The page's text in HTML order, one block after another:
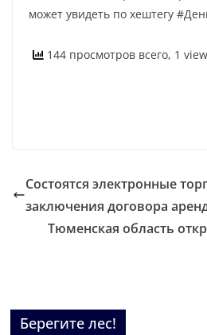
может увидеть по хештегу
144 просмотров всего, 1
Состоятся электронные
заключения договора
Тюменская область
Берегите лес!